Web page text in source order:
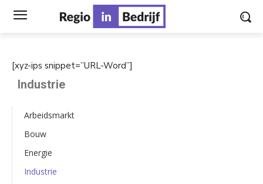
[xyz-ips snippet=”URL-Word”]
Industrie
Arbeidsmarkt
Bouw
Energie
Industrie